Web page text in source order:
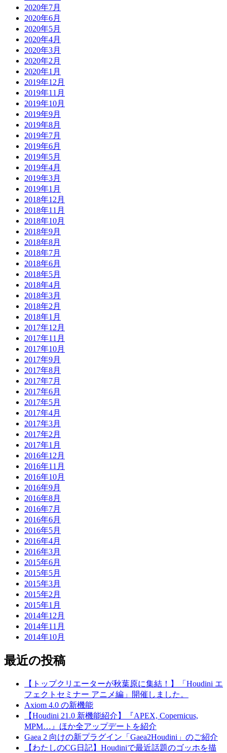
2020年7月
2020年6月
2020年5月
2020年4月
2020年3月
2020年2月
2020年1月
2019年12月
2019年11月
2019年10月
2019年9月
2019年8月
2019年7月
2019年6月
2019年5月
2019年4月
2019年3月
2019年1月
2018年12月
2018年11月
2018年10月
2018年9月
2018年8月
2018年7月
2018年6月
2018年5月
2018年4月
2018年3月
2018年2月
2018年1月
2017年12月
2017年11月
2017年10月
2017年9月
2017年8月
2017年7月
2017年6月
2017年5月
2017年4月
2017年3月
2017年2月
2017年1月
2016年12月
2016年11月
2016年10月
2016年9月
2016年8月
2016年7月
2016年6月
2016年5月
2016年4月
2016年3月
2015年6月
2015年5月
2015年3月
2015年2月
2015年1月
2014年12月
2014年11月
2014年10月
最近の投稿
【トップクリエーターが秋葉原に集結！】「Houdini エ
フェクトセミナー アニメ編」開催しました。
Axiom 4.0 の新機能
【Houdini 21.0 新機能紹介】『APEX, Copernicus,
MPM…』ほか全アップデートを紹介
Gaea 2 向けの新プラグイン「Gaea2Houdini」のご紹介
【わたしのCG日記】Houdiniで最近話題のゴッホを描